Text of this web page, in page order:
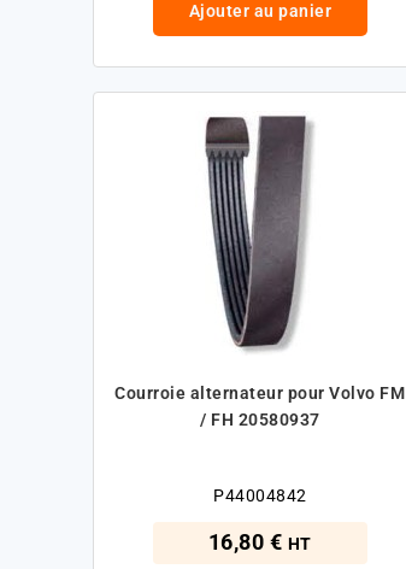
Ajouter au panier
Courroie alternateur pour Volvo FM
/ FH 20580937
P44004842
16,80 € HT